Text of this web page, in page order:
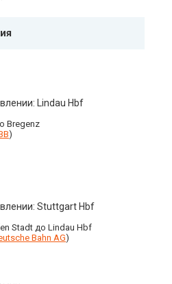
Lindau Hbf
Bregenz
)
Stuttgart Hbf
Stadt до Lindau Hbf
Bahn AG)